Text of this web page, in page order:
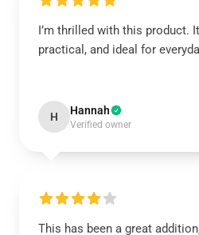
I’m thrilled with this product.
practical, and ideal for
H Hannah
Verified owner
This has been a great